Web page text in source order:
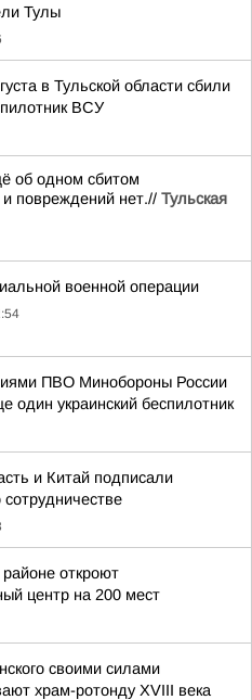
Тулы
в Тульской области сбили
ВСУ
об одном сбитом
повреждений нет.// Тульская
военной операции
ПВО Минобороны России
один украинский беспилотник
и Китай подписали
откроют
центр на 200 мест
своими силами
храм-ротонду XVIII века